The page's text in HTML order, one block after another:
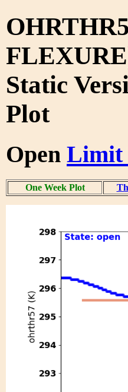
Static
Plot
Open Limit
One Week Plot